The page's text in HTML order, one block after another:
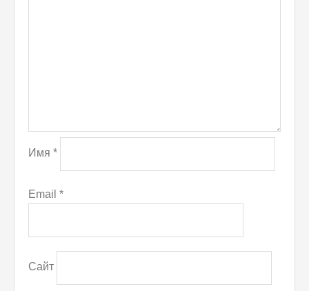
Имя *
Email *
Сайт